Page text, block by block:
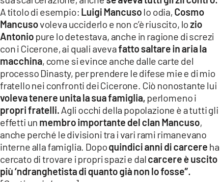
A titolo di esempio: Luigi Mancusolo odia, Cosmo
Mancusovoleva ucciderlo e non c’è riuscito, lozio
Antoniopure lo detestava, anche in ragione di screzi
con i Cicerone, ai quali avevafatto saltare in aria la
macchina, come si evince anche dalle carte del
processo Dinasty, per prendere le difese mie e di mio
fratello nei confronti dei Cicerone. Ciò nonostante lui
voleva tenere unita la sua famiglia, perlomeno i
propri fratelli. Agli occhi della popolazione è a tutti gli
effetti un membro importante del clan Mancuso,
anche perché le divisioni tra i vari rami rimanevano
interne alla famiglia. Dopoquindici anni di carcere ha
cercato di trovare i propri spazi e dal carcere è uscito
più ‘ndranghetista di quanto già non lo fosse”.